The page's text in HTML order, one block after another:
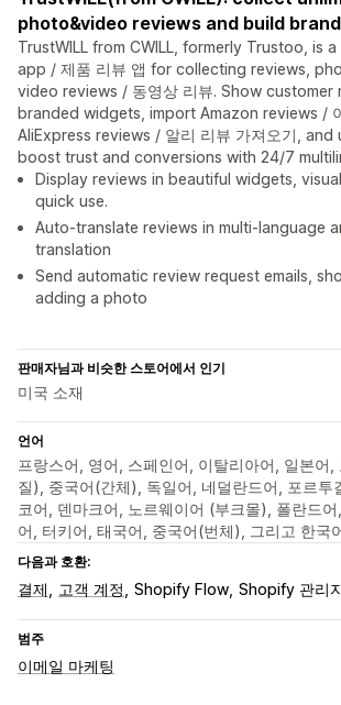
photo&video reviews and build
TrustWILL from CWILL, formerly Trustoo, is
app / 제품 리뷰 앱 for collecting reviews,
video reviews / 동영상 리뷰. Show customer
branded widgets, import Amazon reviews /
AliExpress reviews / 알리 리뷰 가져오기, and
boost trust and conversions with 24/7
Display reviews in beautiful widgets,
quick use.
Auto-translate reviews in multi-language
translation
Send automatic review request emails,
adding a photo
판매자님과 비슷한 스토어에서 인기
미국 소재
언어
프랑스어, 영어, 스페인어, 이탈리아어, 일본어,
질), 중국어(간체), 독일어, 네덜란드어, 포르투
코어, 덴마크어, 노르웨이어 (부크몰), 폴란드
어, 터키어, 태국어, 중국어(번체), 그리고 한국
다음과 호환:
결제 고객 계정 Shopify Flow Shopify 관리
범주
이메일 마케팅